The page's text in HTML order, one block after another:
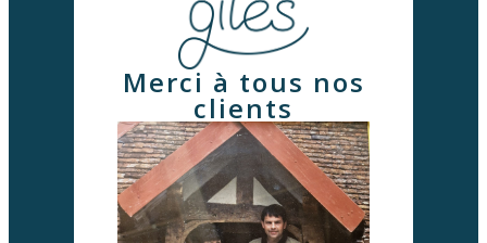
Merci à tous nos
clients